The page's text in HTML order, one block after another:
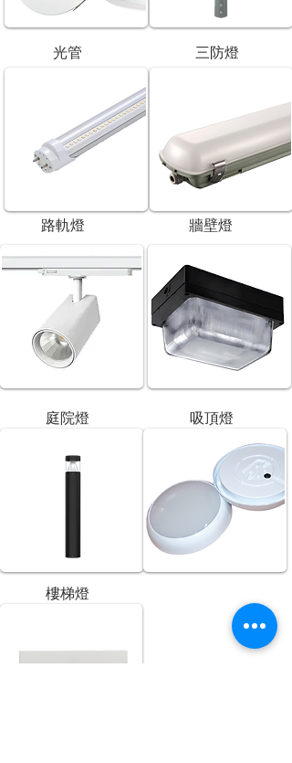
光管
路軌燈
三防燈
牆壁燈
庭院燈 吸頂燈
樓梯燈